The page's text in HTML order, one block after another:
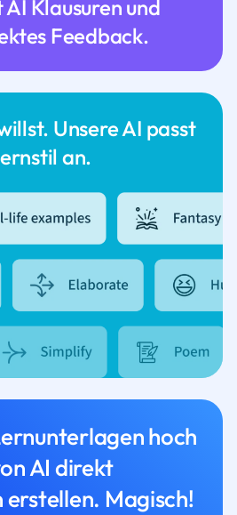
Unsere AI passt
an.
Klausuren und
Feedback.
hoch
AI direkt
Magisch!